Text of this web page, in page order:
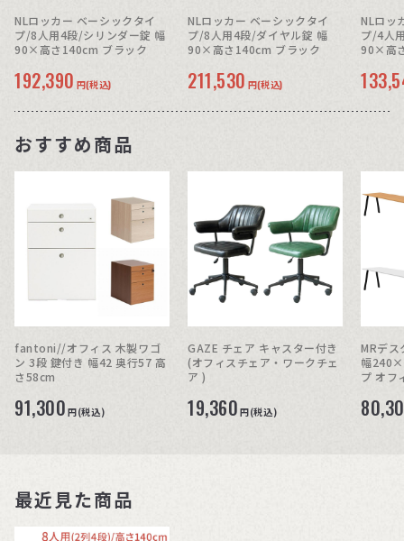
NLロッカー ベーシックタイ
プ/8人用4段/シリンダー錠 幅
90×高さ140cm ブラック
192,390 円(税込)
NLロッカー ベーシックタイ
プ/8人用4段/ダイヤル錠 幅
90×高さ140cm ブラック
211,530 円(税込)
NLロッ
プ/4人
90×高
おすすめ商品
fantoni//オフィス 木製ワゴ
ン 3段 鍵付き 幅42 奥行57 高
さ58cm
91,300 円(税込)
GAZE チェア キャスター付き
(オフィスチェア・ワークチェ
ア )
19,360 円(税込)
MRデス
幅240×
プ オフ
最近見た商品